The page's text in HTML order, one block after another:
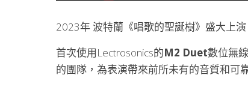
2023年 波特蘭《唱歌的聖誕樹》盛大上演
首次使用Lectrosonics的M2 Duet數位無
的團隊，為表演帶來前所未有的音質和可